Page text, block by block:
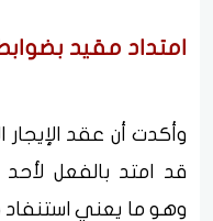
امتداد مقيد
قد امتد بالفعل لأحد
وهو ما يعني استنفاد